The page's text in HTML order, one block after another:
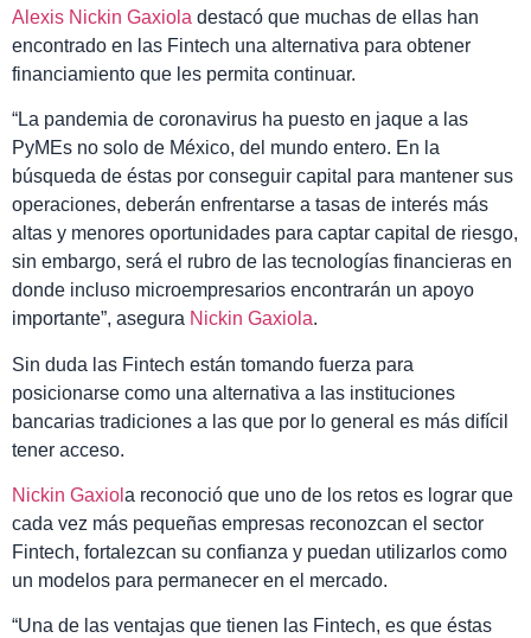
Alexis Nickin Gaxiola destacó que muchas de ellas han
encontrado en las Fintech una alternativa para obtener
financiamiento que les permita continuar.
“La pandemia de coronavirus ha puesto en jaque a las
PyMEs no solo de México, del mundo entero. En la
búsqueda de éstas por conseguir capital para mantener sus
operaciones, deberán enfrentarse a tasas de interés más
altas y menores oportunidades para captar capital de riesgo,
sin embargo, será el rubro de las tecnologías financieras en
donde incluso microempresarios encontrarán un apoyo
importante”, asegura Nickin Gaxiola.
Sin duda las Fintech están tomando fuerza para
posicionarse como una alternativa a las instituciones
bancarias tradiciones a las que por lo general es más difícil
tener acceso.
Nickin Gaxiol a reconoció que uno de los retos es lograr que
cada vez más pequeñas empresas reconozcan el sector
Fintech, fortalezcan su confianza y puedan utilizarlos como
un modelos para permanecer en el mercado.
“Una de las ventajas que tienen las Fintech, es que éstas